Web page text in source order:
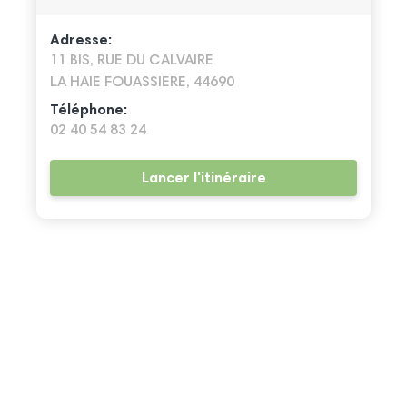
Adresse:
11 BIS, RUE DU CALVAIRE
LA HAIE FOUASSIERE, 44690
Téléphone:
02 40 54 83 24
Lancer l'itinéraire